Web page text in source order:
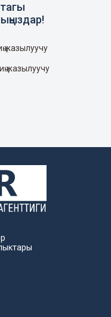
жазылуучу
жазылуучу